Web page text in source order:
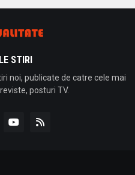
STIRI
noi, publicate de catre cele mai
posturi TV.